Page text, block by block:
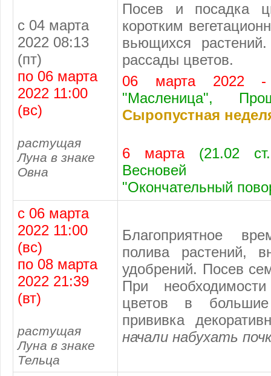
с 04 марта
2022 08:13
(пт)
по 06 марта
2022 11:00
(вс)
растущая
Луна в знаке
Овна
Посев и посадка
коротким
вьющихся
рассады цветов.
06 марта
"Масленица",
Сыропустная
6 марта(21.02
Весновей
"Окончательный
с 06 марта
2022 11:00
(вс)
по 08 марта
2022 21:39
(вт)
растущая
Луна в знаке
Тельца
Благоприятное
полива растений,
удобрений. Посев
При
цветов в
прививка
начали набухать